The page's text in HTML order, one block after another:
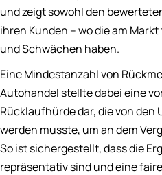
und zeigt sowohl den
ihren Kunden – wo die am
und Schwächen haben.
Eine Mindestanzahl von
Autohandel stellte dabei eine
Rücklaufhürde dar, die von
werden musste, um an dem
So ist sichergestellt, dass die
repräsentativ sind und eine